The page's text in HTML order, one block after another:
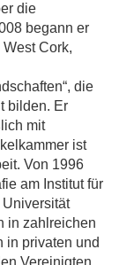
die
begann er
West Cork,
die
bilden. Er
mit
ist
Von 1996
am Institut für
in zahlreichen
in privaten und
Vereinigten